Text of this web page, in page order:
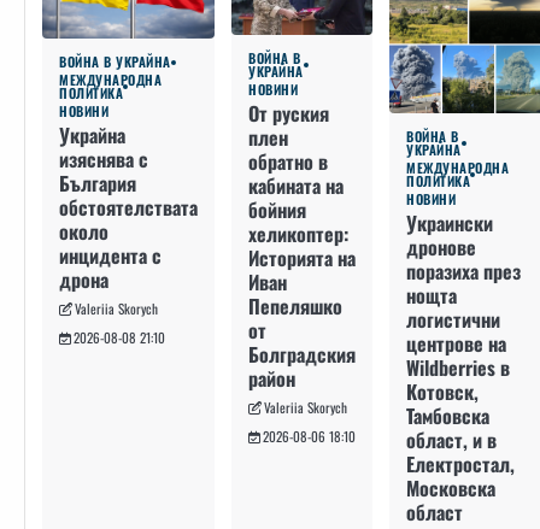
ВОЙНА В УКРАЙНА
МЕЖДУНАРОДНА
ПОЛИТИКА
НОВИНИ
Украйна
изяснява с
България
обстоятелствата
около
инцидента с
дрона
Valeriia Skorych
2026-08-08 21:10
ВОЙНА В
УКРАЙНА
НОВИНИ
От руския
плен
обратно в
кабината на
бойния
хеликоптер:
Историята на
Иван
Пепеляшко
от
Болградския
район
Valeriia Skorych
2026-08-06 18:10
ВОЙНА В
УКРАЙНА
МЕЖДУНАРОДНА
ПОЛИТИКА
НОВИНИ
Украински
дронове
поразиха през
нощта
логистични
центрове на
Wildberries в
Котовск,
Тамбовска
област, и в
Електростал,
Московска
област